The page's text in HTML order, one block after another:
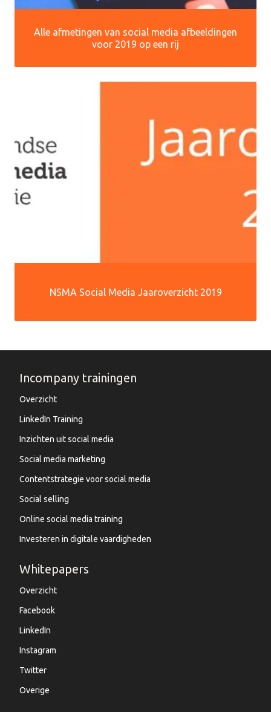
Alle afmetingen van social media afbeeldingen
voor 2019 op een rij
NSMA Social Media Jaaroverzicht 2019
Incompany trainingen
Overzicht
LinkedIn Training
Inzichten uit social media
Social media marketing
Contentstrategie voor social media
Social selling
Online social media training
Investeren in digitale vaardigheden
Whitepapers
Overzicht
Facebook
LinkedIn
Instagram
Twitter
Overige